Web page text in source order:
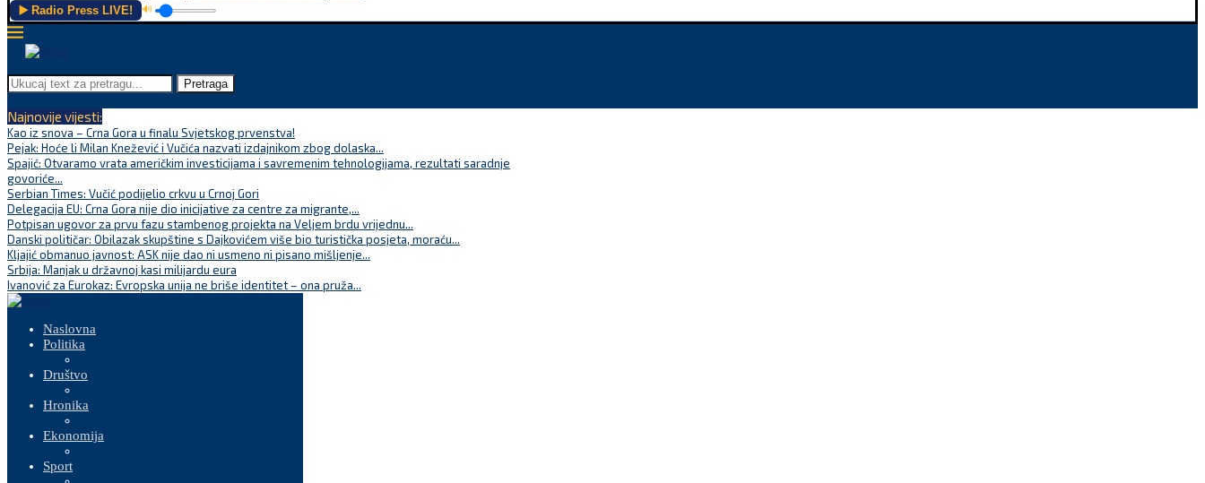
▶️ Radio Press LIVE! 🔊
Pretraga
Najnovije vijesti:
Kao iz snova – Crna Gora u finalu Svjetskog prvenstva!
Pejak: Hoće li Milan Knežević i Vučića nazvati izdajnikom zbog dolaska...
Spajić: Otvaramo vrata američkim investicijama i savremenim tehnologijama, rezultati saradnje
govoriće...
Serbian Times: Vučić podijelio crkvu u Crnoj Gori
Delegacija EU: Crna Gora nije dio inicijative za centre za migrante,...
Potpisan ugovor za prvu fazu stambenog projekta na Veljem brdu vrijednu...
Danski političar: Obilazak skupštine s Dajkovićem više bio turistička posjeta, moraću...
Kljajić obmanuo javnost: ASK nije dao ni usmeno ni pisano mišljenje...
Srbija: Manjak u državnoj kasi milijardu eura
Ivanović za Eurokaz: Evropska unija ne briše identitet – ona pruža...
Naslovna
Politika
Društvo
Hronika
Ekonomija
Sport